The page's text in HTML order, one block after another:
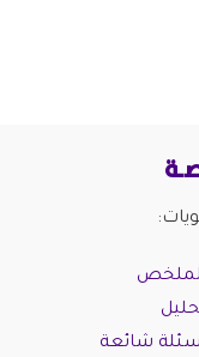
شائعة